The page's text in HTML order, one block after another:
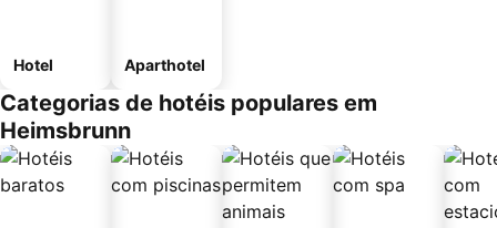
Hotel Aparthotel
Categorias de hotéis populares em
Heimsbrunn